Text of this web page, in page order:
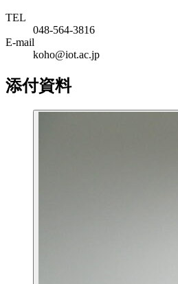
TEL
048-564-3816
E-mail
koho@iot.ac.jp
添付資料